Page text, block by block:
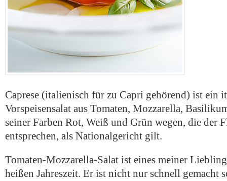
Caprese (italienisch für zu Capri gehörend) ist ein
Vorspeisensalat aus Tomaten, Mozzarella,
seiner Farben Rot, Weiß und Grün wegen, die der
entsprechen, als Nationalgericht gilt.
Tomaten-Mozzarella-Salat ist eines meiner
heißen Jahreszeit. Er ist nicht nur schnell gemacht